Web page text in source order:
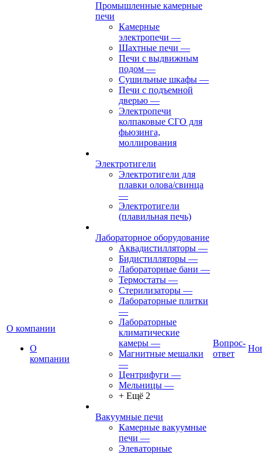
О компании
О
компании
Промышленные камерные
печи
Камерные
электропечи —
Шахтные печи —
Печи с выдвижным
подом —
Сушильные шкафы —
Печи с подъемной
дверью —
Электропечи
колпаковые СГО для
фьюзинга,
моллирования
Электротигели
Электротигели для
плавки олова/свинца
—
Электротигели
(плавильная печь)
Лабораторное оборудование
Аквадистилляторы —
Бидистилляторы —
Лабораторные бани —
Термостаты —
Стерилизаторы —
Лабораторные плитки
—
Лабораторные
климатические
камеры —
Магнитные мешалки
—
Центрифуги —
Мельницы —
+ Ещё 2
Вакуумные печи
Камерные вакуумные
печи —
Элеваторные
Вопрос-
ответ